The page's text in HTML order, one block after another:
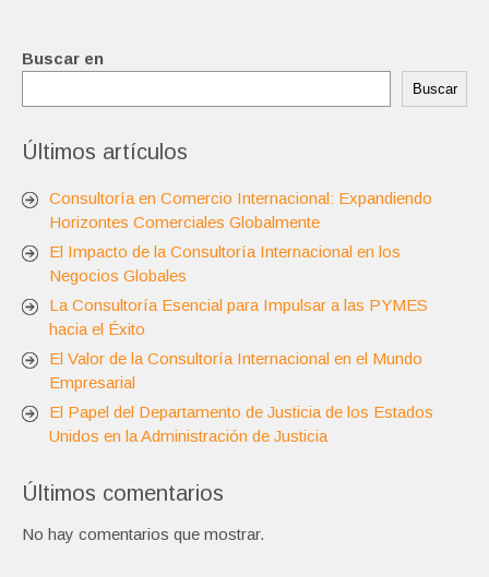
Buscar en
Buscar
Últimos artículos
Consultoría en Comercio Internacional: Expandiendo
Horizontes Comerciales Globalmente
El Impacto de la Consultoría Internacional en los
Negocios Globales
La Consultoría Esencial para Impulsar a las PYMES
hacia el Éxito
El Valor de la Consultoría Internacional en el Mundo
Empresarial
El Papel del Departamento de Justicia de los Estados
Unidos en la Administración de Justicia
Últimos comentarios
No hay comentarios que mostrar.